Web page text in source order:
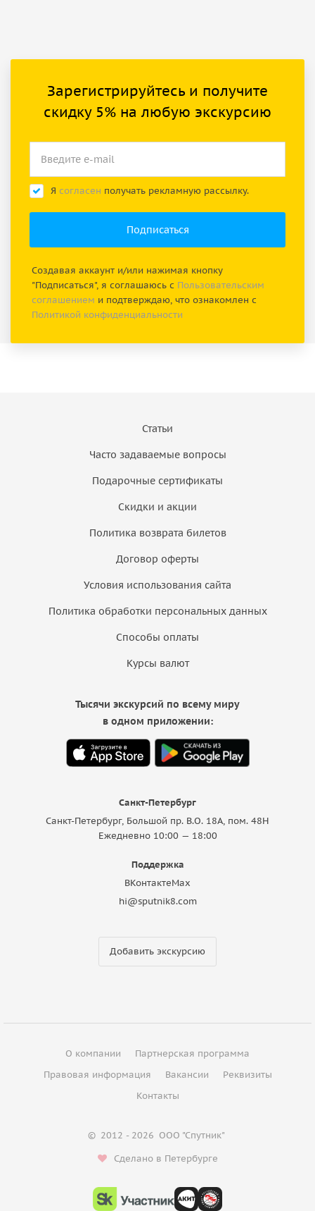
Зарегистрируйтесь и получите
скидку 5% на любую экскурсию
Я согласен получать рекламную рассылку.
Создавая аккаунт и/или нажимая кнопку
"Подписаться", я соглашаюсь с Пользовательским
соглашением и подтверждаю, что ознакомлен с
Политикой конфиденциальности
Статьи
Часто задаваемые вопросы
Подарочные сертификаты
Скидки и акции
Политика возврата билетов
Договор оферты
Условия использования сайта
Политика обработки персональных данных
Способы оплаты
Курсы валют
Санкт-Петербург
Санкт-Петербург, Большой пр. В.О. 18A, пом. 48Н
Ежедневно 10:00 — 18:00
Поддержка
ВКонтактеMax
hi@sputnik8.com
Добавить экскурсию
Тысячи экскурсий по всему миру
в одном приложении:
О компании
Партнерская программа
Правовая информация
Вакансии
Реквизиты
Контакты
© 2012 - 2026 ООО "Спутник"
Сделано в Петербурге